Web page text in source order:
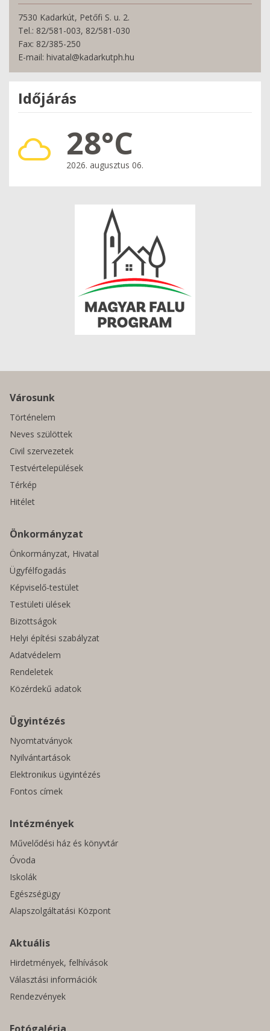
7530 Kadarkút, Petőfi S. u. 2.
Tel.: 82/581-003, 82/581-030
Fax: 82/385-250
E-mail: hivatal@kadarkutph.hu
Időjárás
28°C
2026. augusztus 06.
Városunk
Történelem
Neves szülöttek
Civil szervezetek
Testvértelepülések
Térkép
Hitélet
Önkormányzat
Önkormányzat, Hivatal
Ügyfélfogadás
Képviselő-testület
Testületi ülések
Bizottságok
Helyi építési szabályzat
Adatvédelem
Rendeletek
Közérdekű adatok
Ügyintézés
Nyomtatványok
Nyilvántartások
Elektronikus ügyintézés
Fontos címek
Intézmények
Művelődési ház és könyvtár
Óvoda
Iskolák
Egészségügy
Alapszolgáltatási Központ
Aktuális
Hirdetmények, felhívások
Választási információk
Rendezvények